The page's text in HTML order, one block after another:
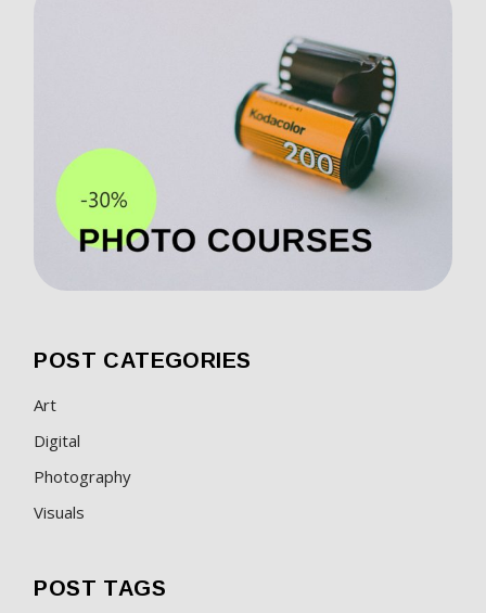
POST CATEGORIES
Art
Digital
Photography
Visuals
POST TAGS